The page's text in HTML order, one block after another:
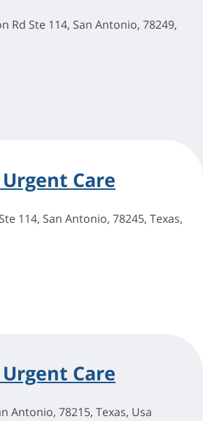
Rd Ste 114, San Antonio, 78249,
Care
114, San Antonio, 78245, Texas,
Care
Antonio, 78215, Texas, Usa